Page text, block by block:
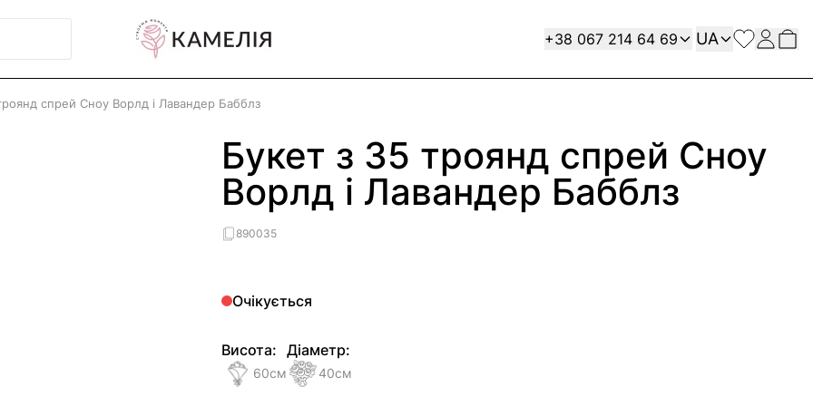
Contact
+38 067 214 64 69 Мова
UA
спрей Сноу Ворлд і Лавандер Бабблз
Букет з 35 троянд спрей Сноу
Ворлд і Лавандер Бабблз
890035
Очікується
Висота:
60см
Діаметр:
40см